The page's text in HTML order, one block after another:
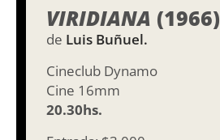
VIRIDIANA (1966)
de Luis Buñuel.
Cineclub Dynamo
Cine 16mm
20.30hs.